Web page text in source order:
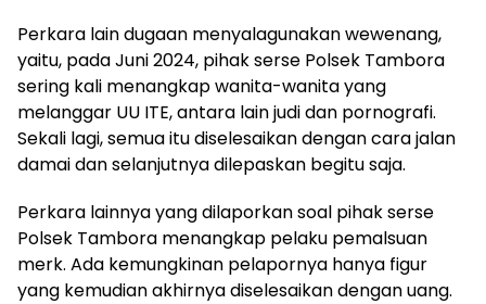
Perkara lain dugaan menyalagunakan wewenang,
yaitu, pada Juni 2024, pihak serse Polsek Tambora
sering kali menangkap wanita-wanita yang
melanggar UU ITE, antara lain judi dan pornografi.
Sekali lagi, semua itu diselesaikan dengan cara jalan
damai dan selanjutnya dilepaskan begitu saja.
Perkara lainnya yang dilaporkan soal pihak serse
Polsek Tambora menangkap pelaku pemalsuan
merk. Ada kemungkinan pelapornya hanya figur
yang kemudian akhirnya diselesaikan dengan uang.